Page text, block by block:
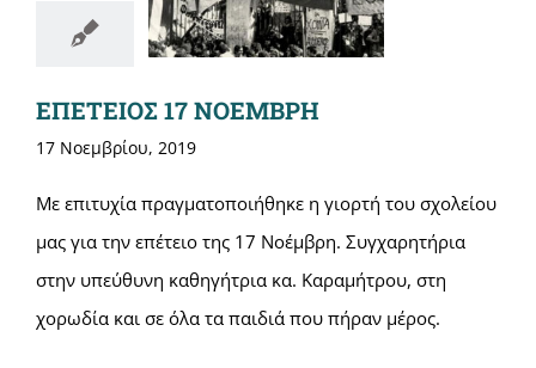
ΕΠΕΤΕΙΟΣ 17 ΝΟΕΜΒΡΗ
17 Νοεμβρίου, 2019
Με επιτυχία πραγματοποιήθηκε η γιορτή του σχολείου
μας για την επέτειο της 17 Νοέμβρη. Συγχαρητήρια
στην υπεύθυνη καθηγήτρια κα. Καραμήτρου, στη
χορωδία και σε όλα τα παιδιά που πήραν μέρος.